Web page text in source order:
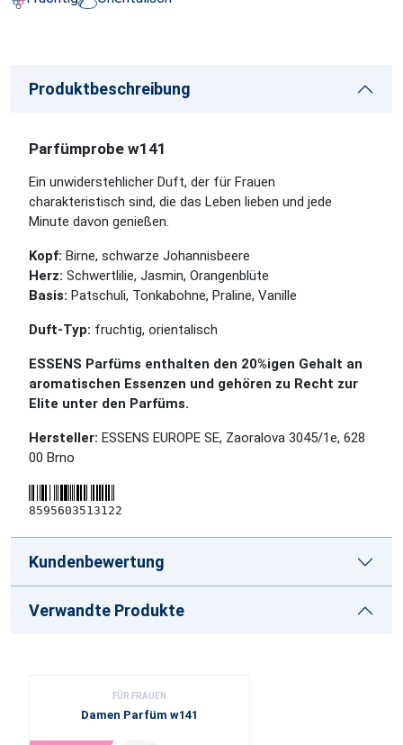
Produktbeschreibung
Parfümprobe w141
Ein unwiderstehlicher Duft, der für Frauen
charakteristisch sind, die das Leben lieben und jede
Minute davon genießen.
Kopf: Birne, schwarze Johannisbeere
Herz: Schwertlilie, Jasmin, Orangenblüte
Basis: Patschuli, Tonkabohne, Praline, Vanille
Duft-Typ: fruchtig, orientalisch
ESSENS Parfüms enthalten den 20%igen Gehalt an
aromatischen Essenzen und gehören zu Recht zur
Elite unter den Parfüms.
Hersteller: ESSENS EUROPE SE, Zaoralova 3045/1e, 628
00 Brno
8595603513122
Kundenbewertung
Verwandte Produkte
FÜR FRAUEN
Damen Parfüm w141